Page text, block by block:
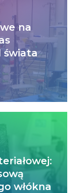
na
świata
włókna